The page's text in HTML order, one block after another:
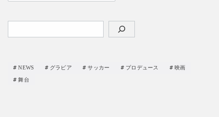
索
NEWS グラビア サッカー プロデュース 映画
舞台